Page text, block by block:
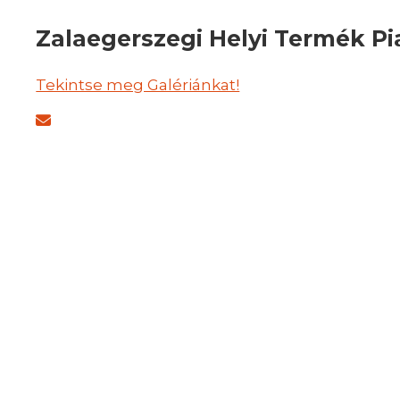
Zalaegerszegi Helyi Termék
Tekintse meg Galériánkat!